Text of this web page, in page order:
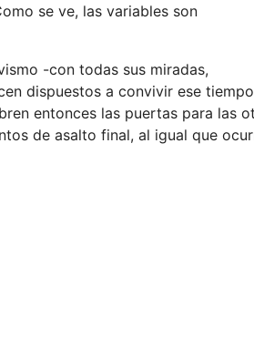
se ve, las variables son
-con todas sus miradas,
dispuestos a convivir ese
entonces las puertas para las
de asalto final, al igual que